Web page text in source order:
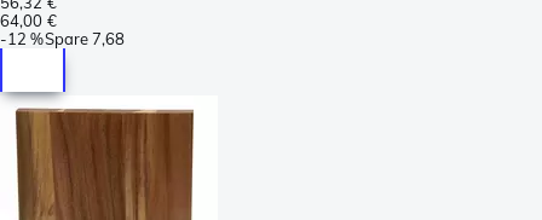
64,00 €
-12 %Spare7,68